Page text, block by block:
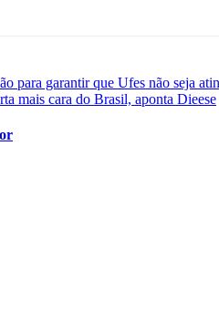
para garantir que Ufes não seja
mais cara do Brasil, aponta Dieese